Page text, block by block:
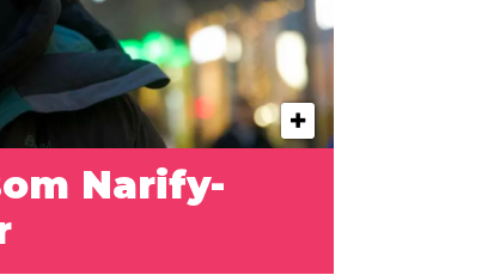
Narify-